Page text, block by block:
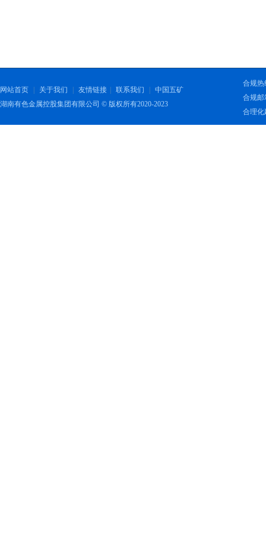
网站首页 关于我们 友情链接 联系我们
中国五矿
湖南有色金属控股集团有限公司 © 版权所有2020-2023
合规热
合规邮
合理化